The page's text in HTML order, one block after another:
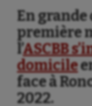
Balle à la
Ballon au
Baseball
Billard
Boules
Canoë-kayak
En
première
l’ASCBB
domicile
face à
2022.